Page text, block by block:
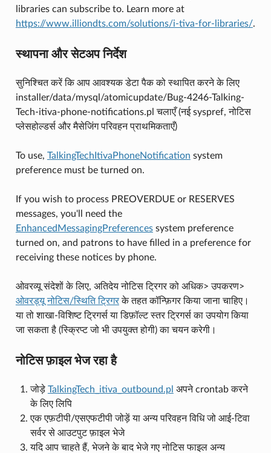
libraries can subscribe to. Learn more at
https://www.illiondts.com/solutions/i-tiva-for-libraries/.
स्थापना और सेटअप निर्देश
सुनिश्चित करें कि आप आवश्यक डेटा पैक को स्थापित करने के लिए
installer/data/mysql/atomicupdate/Bug-4246-Talking-
Tech-itiva-phone-notifications.pl चलाएँ (नई syspref, नोटिस
प्लेसहोल्डर्स और मैसेजिंग परिवहन प्राथमिकताएँ)
To use, TalkingTechItivaPhoneNotification system
preference must be turned on.
If you wish to process PREOVERDUE or RESERVES
messages, you'll need the
EnhancedMessagingPreferencessystem preference
turned on, and patrons to have filled in a preference for
receiving these notices by phone.
ओवरव्यू संदेशों के लिए, अतिदेय नोटिस ट्रिगर को अधिक> उपकरण>
ओवरड्यू नोटिस/स्थिति ट्रिगरके तहत कॉन्फ़िगर किया जाना चाहिए।
या तो शाखा-विशिष्ट ट्रिगर्स या डिफ़ॉल्ट स्तर ट्रिगर्स का उपयोग किया
जा सकता है (स्क्रिप्ट जो भी उपयुक्त होगी) का चयन करेगी।
नोटिस फ़ाइल भेज रहा है
जोड़े TalkingTech_itiva_outbound.pl अपने crontab करने
के लिए लिपि
एक एफ़टीपी/एसएफटीपी जोड़ें या अन्य परिवहन विधि जो आई-टिवा
सर्वर से आउटपुट फ़ाइल भेजे
यदि आप चाहते हैं, भेजने के बाद भेजे गए नोटिस फाइल अन्य